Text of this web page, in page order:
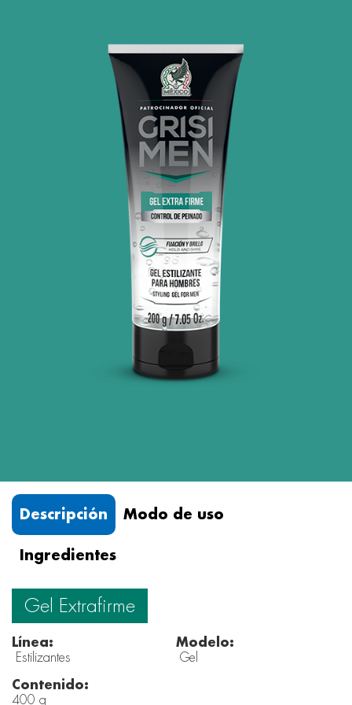
Descripción Modo de uso
Ingredientes
Gel Extrafirme
Línea:
Estilizantes
Modelo:
Gel
Contenido:
400 g